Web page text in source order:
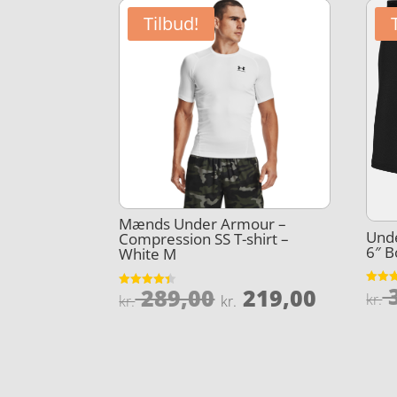
Tilbud!
Mænds Under Armour –
Compression SS T-shirt –
White M
Vurderet
4.4
kr.289,00 Den
kr. 219,00
6″
4.8
kr.